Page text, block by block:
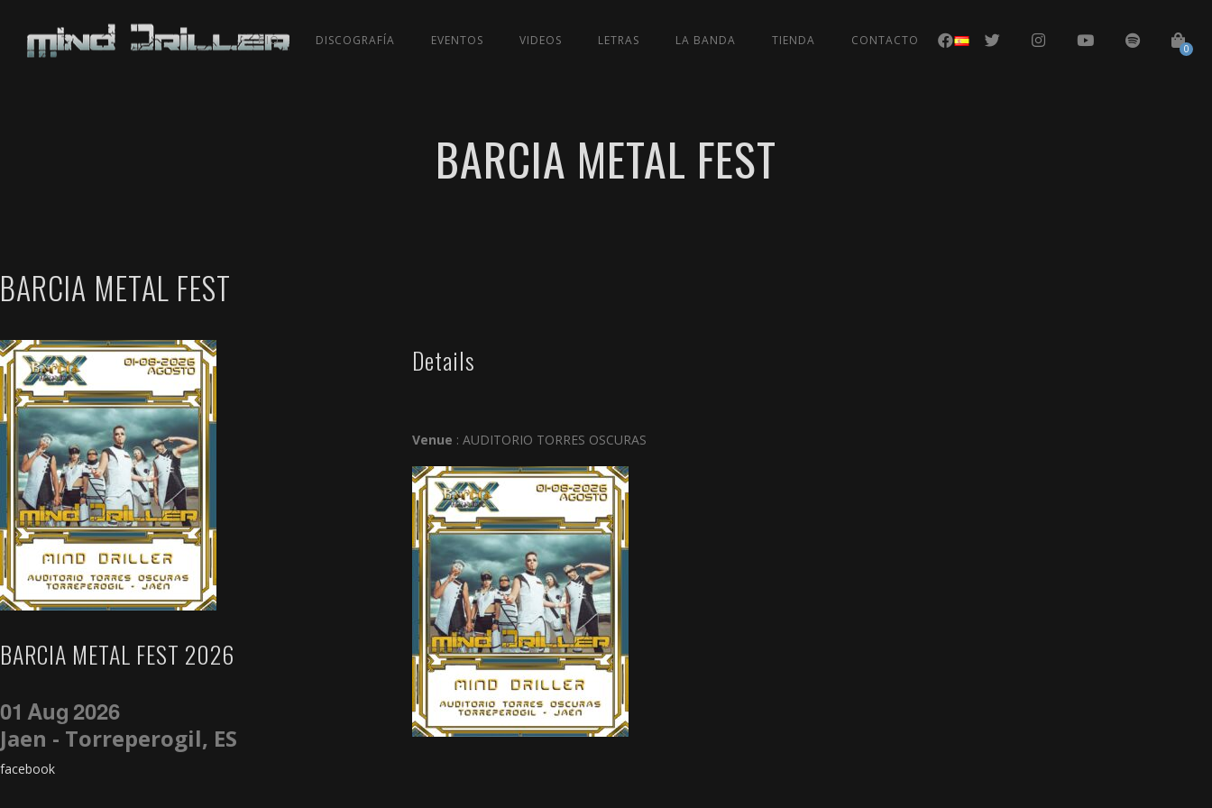
0
BIO DISCOGRAFÍA EVENTOS VIDEOS LETRAS LA BANDA TIENDA CONTACTO
BARCIA METAL FEST
BARCIA METAL FEST
BARCIA METAL FEST 2026
01 Aug 2026
Jaen - Torreperogil, ES
facebook
Details
Venue : AUDITORIO TORRES OSCURAS